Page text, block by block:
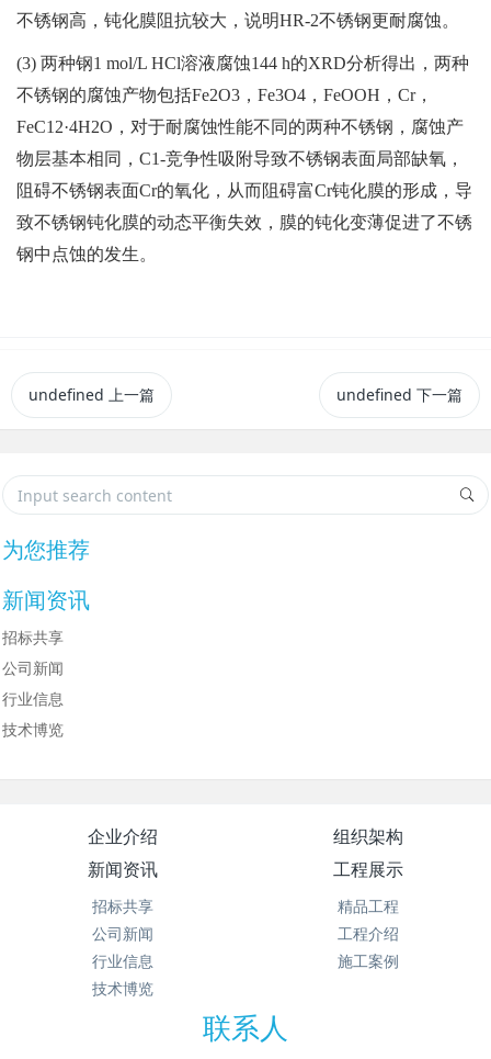
不锈钢高，钝化膜阻抗较大，说明HR-2不锈钢更耐腐蚀。
(3) 两种钢1 mol/L HCl溶液腐蚀144 h的XRD分析得出，两种
不锈钢的腐蚀产物包括Fe2O3，Fe3O4，FeOOH，Cr，
FeC12·4H2O，对于耐腐蚀性能不同的两种不锈钢，腐蚀产
物层基本相同，C1-竞争性吸附导致不锈钢表面局部缺氧，
阻碍不锈钢表面Cr的氧化，从而阻碍富Cr钝化膜的形成，导
致不锈钢钝化膜的动态平衡失效，膜的钝化变薄促进了不锈
钢中点蚀的发生。
undefined 上一篇 undefined 下一篇
为您推荐
新闻资讯
招标共享
公司新闻
行业信息
技术博览
企业介绍
组织架构
新闻资讯
招标共享
公司新闻
行业信息
技术博览
工程展示
精品工程
工程介绍
施工案例
联系人